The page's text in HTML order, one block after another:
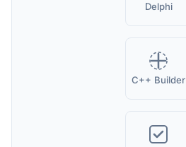
Delphi
C++ Builder